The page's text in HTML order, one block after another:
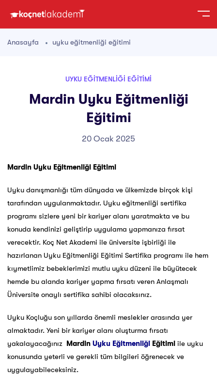
Anasayfa uyku eğitmenliği eğitimi
UYKU EĞITMENLIĞI EĞITIMI
Mardin Uyku Eğitmenliği
Eğitimi
20 Ocak 2025
Mardin Uyku Eğitmenliği Eğitimi
Uyku danışmanlığı tüm dünyada ve ülkemizde birçok kişi
tarafından uygulanmaktadır. Uyku eğitmenliği sertifika
programı sizlere yeni bir kariyer alanı yaratmakta ve bu
konuda kendinizi geliştirip uygulama yapmanıza fırsat
verecektir. Koç Net Akademi ile üniversite işbirliği ile
hazırlanan Uyku Eğitmenliği Eğitimi Sertifika programı ile hem
kıymetlimiz bebeklerimizi mutlu uyku düzeni ile büyütecek
hemde bu alanda kariyer yapma fırsatı veren Anlaşmalı
Üniversite onaylı sertifika sahibi olacaksınız.
Uyku Koçluğu son yıllarda önemli meslekler arasında yer
almaktadır. Yeni bir kariyer alanı oluşturma fırsatı
yakalayacağınız Mardin Uyku Eğitmenliği Eğitimi ile uyku
konusunda yeterli ve gerekli tüm bilgileri öğrenecek ve
uygulayabileceksiniz.